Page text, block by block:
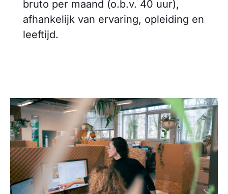
bruto per maand (o.b.v. 40 uur),
afhankelijk van ervaring, opleiding en
leeftijd.